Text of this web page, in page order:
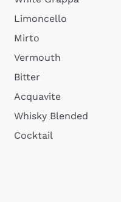
Limoncello
Mirto
Vermouth
Bitter
Acquavite
Whisky Blended
Cocktail